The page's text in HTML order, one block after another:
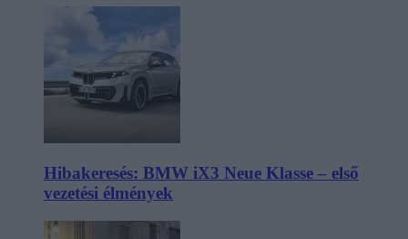
Hibakeresés: BMW iX3 Neue Klasse – első
vezetési élmények